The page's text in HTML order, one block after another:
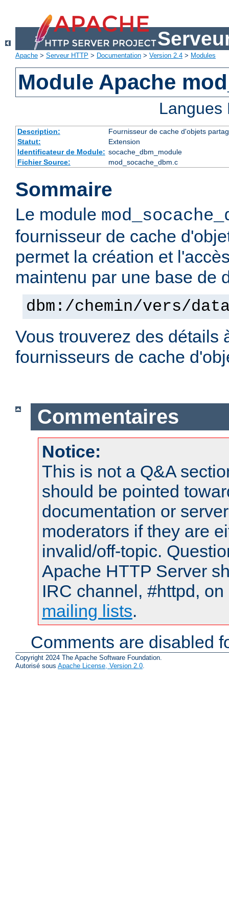
Apache > Serveur HTTP > Documentation > Version 2.4 > Modules
Module Apache
Description:
Fournisseur de cache d'objets
Statut:
Extension
Identificateur de Module: socache_dbm_module
Fichier Source:
mod_socache_dbm.c
Sommaire
Le module
fournisseur de cache
permet la création et
maintenu par une base de
dbm:/chemin/vers/
Vous trouverez des détails
fournisseurs de cache
Commentaires
Notice:
This is not a Q&A
should be pointed
documentation or
moderators if they are
invalid/off-topic.
Apache HTTP Server
IRC channel, #httpd,
mailing lists.
Comments are disabled
Copyright 2024 The Apache Software Foundation.
Autorisé sous Apache License, Version 2.0.